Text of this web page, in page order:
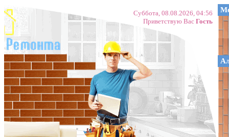
Суббота, 08.08.2026, 04:56
Приветствую Вас Гость